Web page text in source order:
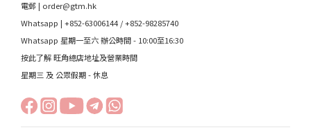
電郵 | order@gtm.hk
Whatsapp | +852-63006144 /+852-98285740
Whatsapp 星期一至六 辦公時間 - 10:00至16:30
按此了解 旺角總店地址及營業時間
星期三 及 公眾假期 - 休息